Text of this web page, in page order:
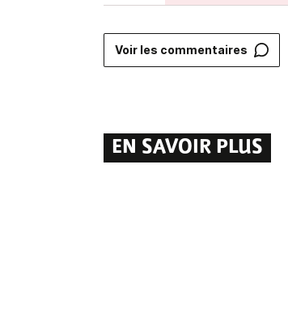
Voir les commentaires
EN SAVOIR PLUS